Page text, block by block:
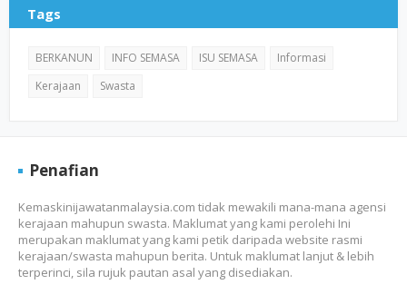
Tags
BERKANUN INFO SEMASA ISU SEMASA
Informasi
Kerajaan
Swasta
Penafian
Kemaskinijawatanmalaysia.com tidak mewakili mana-mana agensi
kerajaan mahupun swasta. Maklumat yang kami perolehi Ini
merupakan maklumat yang kami petik daripada website rasmi
kerajaan/swasta mahupun berita. Untuk maklumat lanjut & lebih
terperinci, sila rujuk pautan asal yang disediakan.